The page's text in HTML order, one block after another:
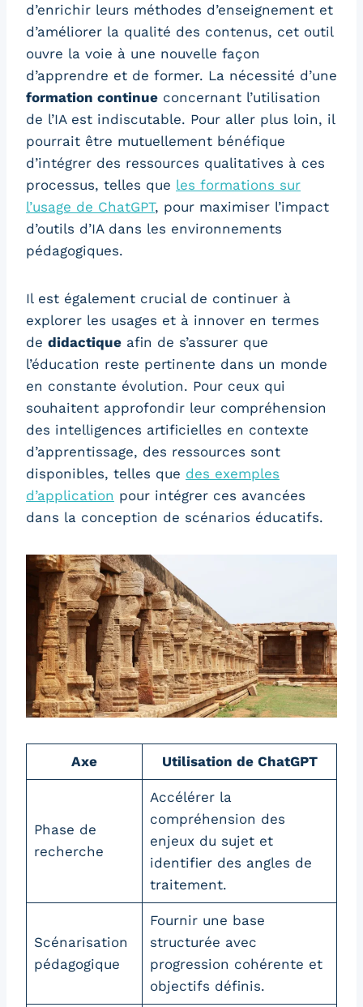
d’enrichir leurs méthodes d’enseignement et
d’améliorer la qualité des contenus, cet outil
ouvre la voie à une nouvelle façon
d’apprendre et de former. La nécessité d’une
formation continue concernant l’utilisation
de l’IA est indiscutable. Pour aller plus loin, il
pourrait être mutuellement bénéfique
d’intégrer des ressources qualitatives à ces
processus, telles que les formations sur
l’usage de ChatGPT, pour maximiser l’impact
d’outils d’IA dans les environnements
pédagogiques.
Il est également crucial de continuer à
explorer les usages et à innover en termes
de didactique afin de s’assurer que
l’éducation reste pertinente dans un monde
en constante évolution. Pour ceux qui
souhaitent approfondir leur compréhension
des intelligences artificielles en contexte
d’apprentissage, des ressources sont
disponibles, telles que des exemples
d’application pour intégrer ces avancées
dans la conception de scénarios éducatifs.
Axe Utilisation de ChatGPT
Phase de
recherche
Accélérer la
compréhension des
enjeux du sujet et
identifier des angles de
traitement.
Scénarisation
pédagogique
Fournir une base
structurée avec
progression cohérente et
objectifs définis.